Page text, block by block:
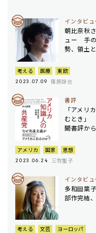
インタビュ
朝比奈秋
ュー 手
勢、領土
考える 医療 東欧
2023.07.09 篠原諄也
書評
「アメリ
むとき」
聞書評から
アメリカ 国家 思想
2023.06.24 三牧聖子
インタビュ
多和田葉
部作完結
考える 文芸 ヨーロッパ